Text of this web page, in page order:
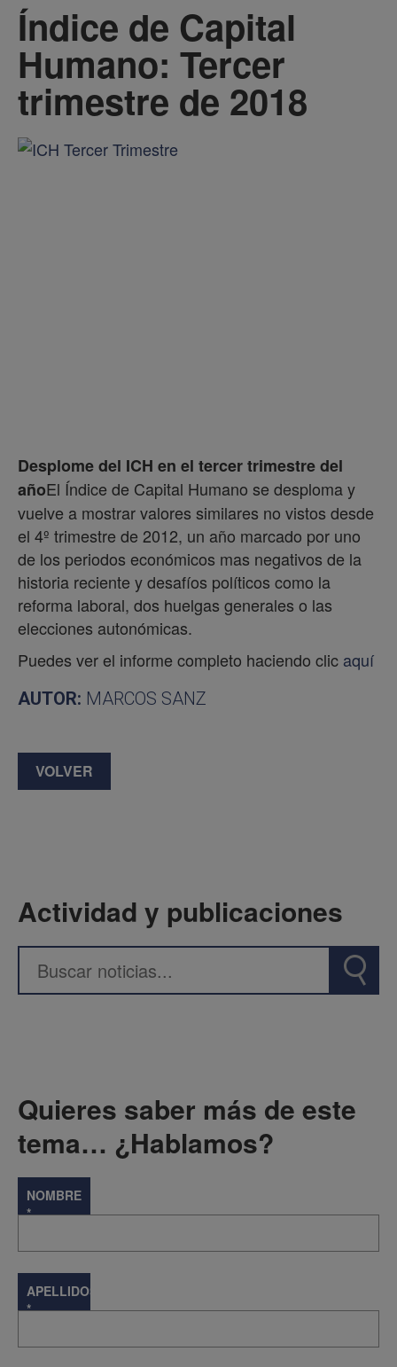
Índice de Capital
Humano: Tercer
trimestre de 2018
Desplome del ICH en el tercer trimestre del
añoEl Índice de Capital Humano se desploma y
vuelve a mostrar valores similares no vistos desde
el 4º trimestre de 2012, un año marcado por uno
de los periodos económicos mas negativos de la
historia reciente y desafíos políticos como la
reforma laboral, dos huelgas generales o las
elecciones autonómicas.
Puedes ver el informe completo haciendo clic aquí
AUTOR: MARCOS SANZ
VOLVER
Actividad y publicaciones
Quieres saber más de este
tema… ¿Hablamos?
NOMBRE
*
APELLIDOS
*